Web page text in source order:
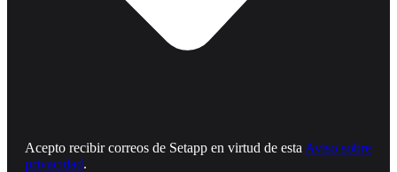
Acepto recibir correos de Setapp en virtud de esta Aviso sobre
privacidad.